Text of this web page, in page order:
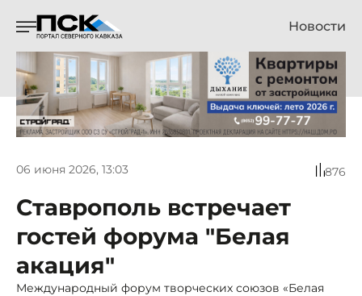
Новости
06 июня 2026, 13:03 876
Ставрополь встречает
гостей форума "Белая
акация"
Международный форум творческих союзов «Белая